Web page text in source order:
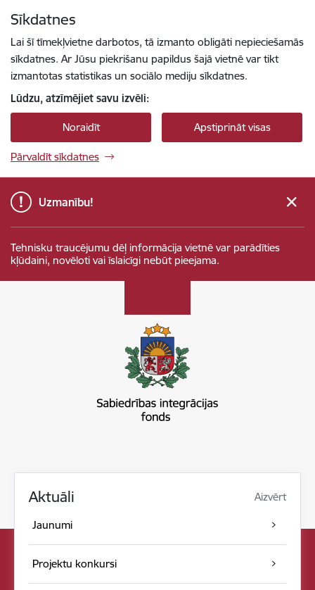
Sīkdatnes
Lai šī tīmekļvietne darbotos, tā izmanto obligāti nepieciešamās
sīkdatnes. Ar Jūsu piekrišanu papildus šajā vietnē var tikt
izmantotas statistikas un sociālo mediju sīkdatnes.
Lūdzu, atzīmējiet savu izvēli:
Noraidīt Apstiprināt visas
Pārvaldīt sīkdatnes
Uzmanību!
Tehnisku traucējumu dēļ informācija vietnē var parādīties
kļūdaini, novēloti vai īslaicīgi nebūt pieejama.
Aktuāli Aizvērt
Jaunumi
Projektu konkursi